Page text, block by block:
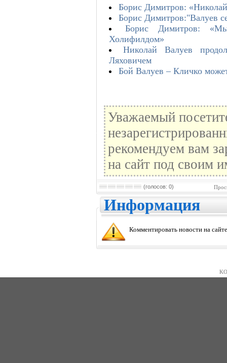
Борис Димитров:
Борис Димитров:"Валуев
Борис Димитров:
Холифилдом»
Николай Валуев
Ляховичем
Бой Валуев – Кличко
Уважаемый
рекомендуем вам
на сайт под своим
(голосов: 0)
Информация
Комментировать новости на